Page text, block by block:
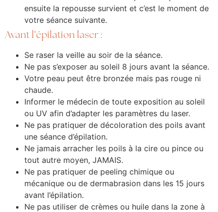
ensuite la repousse survient et c’est le moment de
votre séance suivante.
Avant l’épilation laser :
Se raser la veille au soir de la séance.
Ne pas s’exposer au soleil 8 jours avant la séance.
Votre peau peut être bronzée mais pas rouge ni
chaude.
Informer le médecin de toute exposition au soleil
ou UV afin d’adapter les paramètres du laser.
Ne pas pratiquer de décoloration des poils avant
une séance d’épilation.
Ne jamais arracher les poils à la cire ou pince ou
tout autre moyen, JAMAIS.
Ne pas pratiquer de peeling chimique ou
mécanique ou de dermabrasion dans les 15 jours
avant l’épilation.
Ne pas utiliser de crèmes ou huile dans la zone à